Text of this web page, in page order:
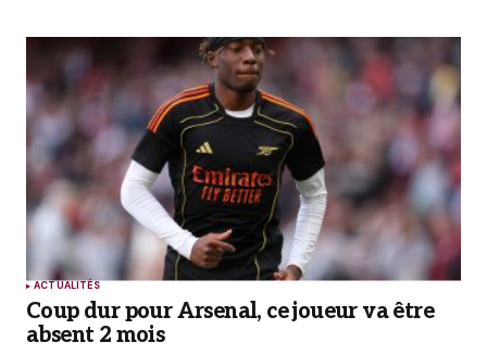
ACTUALITÉS
Coup dur pour Arsenal, ce joueur va être
absent 2 mois